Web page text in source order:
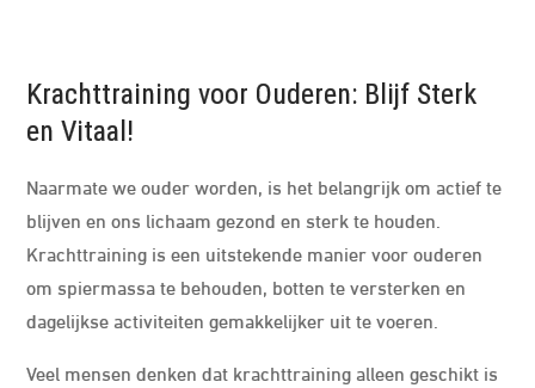
Krachttraining voor Ouderen: Blijf Sterk
en Vitaal!
Naarmate we ouder worden, is het belangrijk om actief te
blijven en ons lichaam gezond en sterk te houden.
Krachttraining is een uitstekende manier voor ouderen
om spiermassa te behouden, botten te versterken en
dagelijkse activiteiten gemakkelijker uit te voeren.
Veel mensen denken dat krachttraining alleen geschikt is